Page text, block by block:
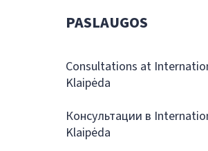
PASLAUGOS
Consultations at
Klaipėda
Консультации в
Klaipėda